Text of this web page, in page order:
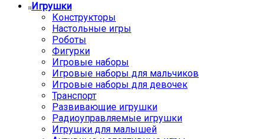
Игрушки
Конструкторы
Настольные игры
Роботы
Фигурки
Игровые наборы
Игровые наборы для мальчиков
Игровые наборы для девочек
Транспорт
Развивающие игрушки
Радиоуправляемые игрушки
Игрушки для малышей